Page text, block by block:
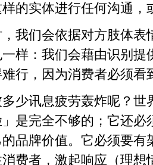
的实体进行任何沟通，
们会依据对方肢体表
样：我们会藉由识别
行，因为消费者必须看
讯息疲劳轰炸呢？世
是完全不够的；它还
品牌价值。它必须要
费者，激起响应（理